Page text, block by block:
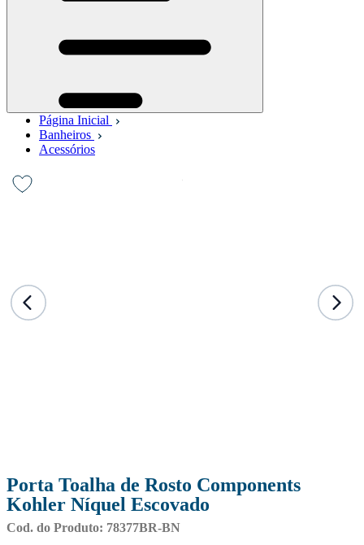
Página Inicial
Banheiros
Acessórios
Porta Toalha de Rosto Components
Kohler Níquel Escovado
Cod. do Produto: 78377BR-BN